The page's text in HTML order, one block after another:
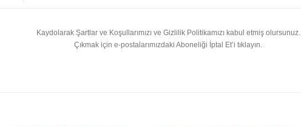
Kaydolarak Şartlar ve Koşullarımızı ve Gizlilik Politikamızı kabul etmiş olursunuz.
Çıkmak için e-postalarımızdaki Aboneliği İptal Et’i tıklayın.